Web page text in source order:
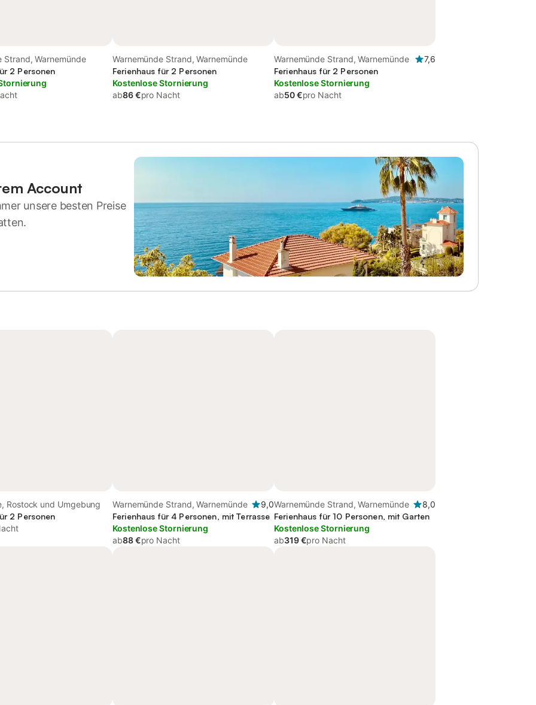
Strand, Warnemünde
2 Personen
Warnemünde Strand, Warnemünde
Ferienhaus für 2 Personen
Kostenlose Stornierung
ab86 €pro Nacht
Warnemünde Strand, Warnemünde
7,6
Ferienhaus für 2 Personen
Kostenlose Stornierung
ab50 €pro Nacht
Account
unsere besten Preise
Rostock und Umgebung
2 Personen
Warnemünde Strand, Warnemünde
9,0
Ferienhaus für 4 Personen, mit Terrasse
Kostenlose Stornierung
ab88 €pro Nacht
Warnemünde Strand, Warnemünde
8,0
Ferienhaus für 10 Personen, mit Garten
Kostenlose Stornierung
ab319 €pro Nacht